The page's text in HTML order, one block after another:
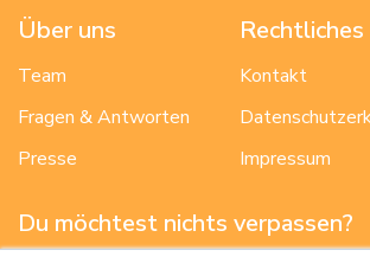
Über uns
Team
Fragen & Antworten
Presse
Rechtliches
Kontakt
Impressum
Du möchtest nichts verpassen?